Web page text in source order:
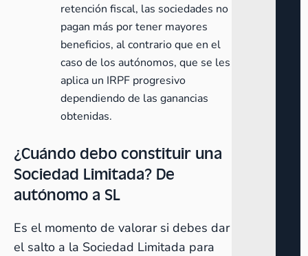
retención fiscal, las sociedades no
pagan más por tener mayores
beneficios, al contrario que en el
caso de los autónomos, que se les
aplica un IRPF progresivo
dependiendo de las ganancias
obtenidas.
¿Cuándo debo constituir una
Sociedad Limitada? De
autónomo a SL
Es el momento de valorar si debes dar
el salto a la Sociedad Limitada para